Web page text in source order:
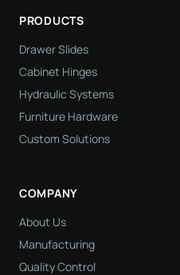
PRODUCTS
Drawer Slides
Cabinet Hinges
Hydraulic Systems
Furniture Hardware
Custom Solutions
COMPANY
About Us
Manufacturing
Quality Control